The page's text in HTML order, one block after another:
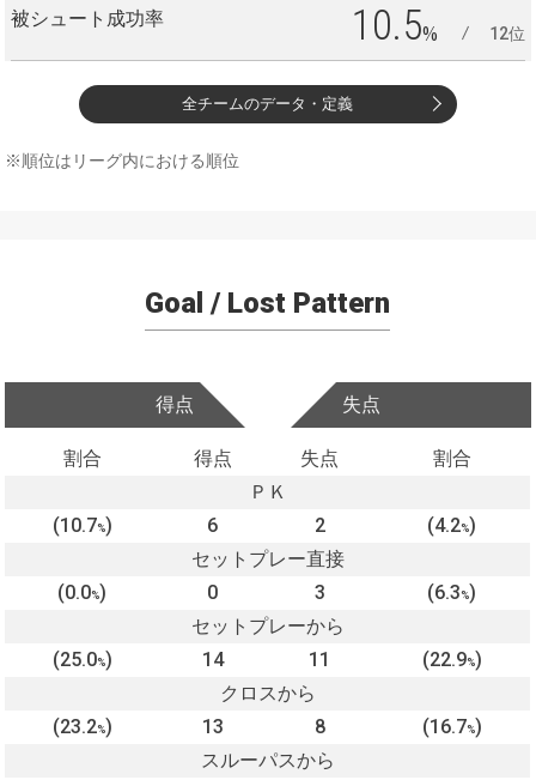
被シュート成功率 10.5% 12位
全チームのデータ・定義
※順位はリーグ内における順位
Goal / Lost Pattern
得点 失点
割合 得点 失点
割合
ＰＫ
(10.7%) 6 2 (4.2%)
セットプレー直接
(0.0%) 0 3 (6.3%)
セットプレーから
(25.0%) 14 11 (22.9%)
クロスから
(23.2%) 13 8 (16.7%)
スルーパスから